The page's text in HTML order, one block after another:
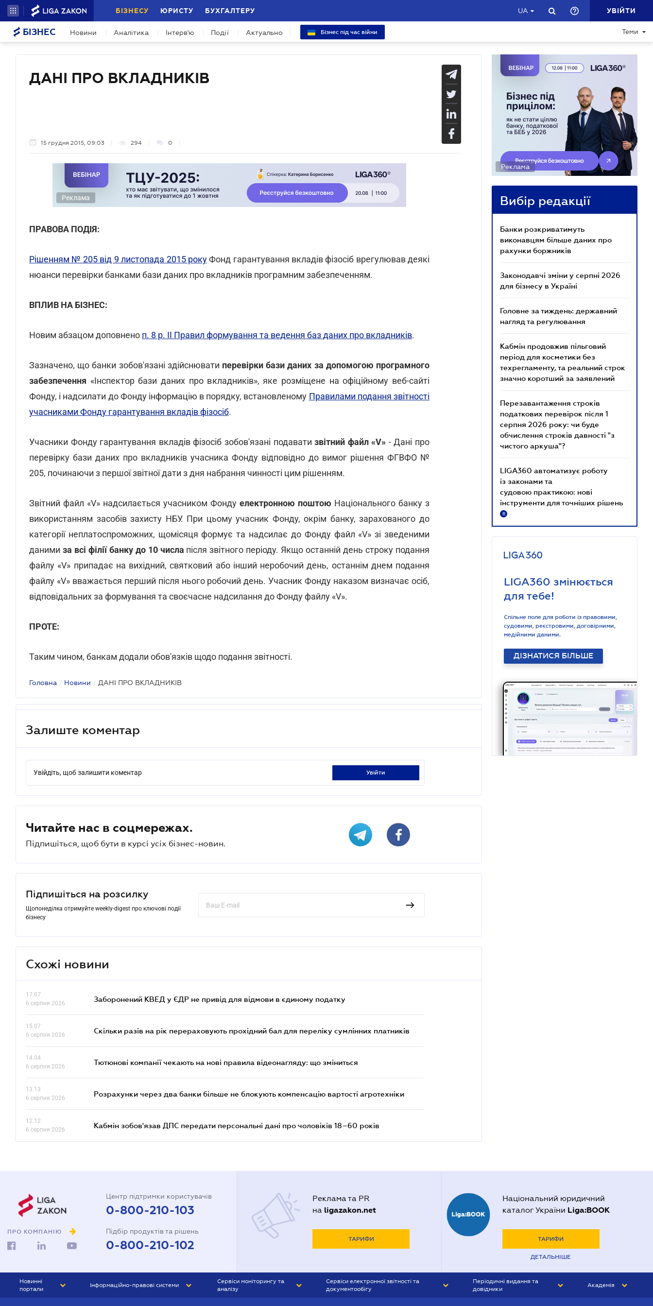
БІЗНЕСУ ЮРИСТУ БУХГАЛТЕРУ UA УВІЙТИ
БІЗНЕС Новини Аналітика Інтерв'ю Події Актуально Бізнес під час війни Теми
ДАНІ ПРО ВКЛАДНИКІВ
15 грудня 2015, 09:03 294 0
Реклама
ПРАВОВА ПОДІЯ:
Рішенням № 205 від 9 листопада 2015 рокуФонд гарантування вкладів фізосіб врегулював деякі
нюанси перевірки банками бази даних про вкладників програмним забезпеченням.
ВПЛИВ НА БІЗНЕС:
Новим абзацом доповнено п. 8 р. II Правил формування та ведення баз даних про вкладників.
Зазначено, що банки зобов'язані здійснювати перевірки бази даних за допомогою програмного
забезпечення «Інспектор бази даних про вкладників», яке розміщене на офіційному веб-сайті
Фонду, і надсилати до Фонду інформацію в порядку, встановленому Правилами подання звітності
учасниками Фонду гарантування вкладів фізосіб.
Учасники Фонду гарантування вкладів фізосіб зобов'язані подаватизвітний файл «V» - Дані про
перевірку бази даних про вкладників учасника Фонду відповідно до вимог рішення ФГВФО №
205, починаючи з першої звітної дати з дня набрання чинності цим рішенням.
Звітний файл «V» надсилається учасником Фонду електронною поштою Національного банку з
використанням засобів захисту НБУ. При цьому учасник Фонду, окрім банку, зарахованого до
категорії неплатоспроможних, щомісяця формує та надсилає до Фонду файл «V» зі зведеними
даними за всі філії банку до 10 числа після звітного періоду. Якщо останній день строку подання
файлу «V» припадає на вихідний, святковий або інший неробочий день, останнім днем подання
файлу «V» вважається перший після нього робочий день. Учасник Фонду наказом визначає осіб,
відповідальних за формування та своєчасне надсилання до Фонду файлу «V».
ПРОТЕ:
Таким чином, банкам додали обов'язків щодо подання звітності.
Головна / Новини / ДАНІ ПРО ВКЛАДНИКІВ
Залиште коментар
Увійдіть, щоб залишити коментар увійти
Читайте нас в соцмережах.
Підпишіться, щоб бути в курсі усіх бізнес-новин.
Підпишіться на розсилку
Щопонеділка отримуйте weekly-digest про ключові події
бізнесу
Схожі новини
17.07
6 серпня 2026
Заборонений КВЕД у ЄДР не привід для відмови в єдиному податку
15.07
6 серпня 2026
Скільки разів на рік перераховують прохідний бал для переліку сумлінних платників
14.04
6 серпня 2026
Тютюнові компанії чекають на нові правила відеонагляду: що зміниться
13.13
6 серпня 2026
Розрахунки через два банки більше не блокують компенсацію вартості агротехніки
12.12
6 серпня 2026
Кабмін зобов'язав ДПС передати персональні дані про чоловіків 18–60 років
Реклама
Вибір редакції
Банки розкриватимуть
виконавцям більше даних про
рахунки боржників
Законодавчі зміни у серпні 2026
для бізнесу в Україні
Головне за тиждень: державний
нагляд та регулювання
Кабмін продовжив пільговий
період для косметики без
техрегламенту, та реальний строк
значно коротший за заявлений
Перезавантаження строків
податкових перевірок після 1
серпня 2026 року: чи буде
обчислення строків давності "з
чистого аркуша"?
LIGA360 автоматизує роботу
із законами та
судовою практикою: нові
інструменти для точніших рішень
R
LIGA360 змінюється
для тебе!
Спільне поле для роботи із правовими,
судовими, реєстровими, договірними,
медійними даними.
ДІЗНАТИСЯ БІЛЬШЕ
ПРО КОМПАНІЮ
Центр підтримки користувачів
0-800-210-103
Підбір продуктів та рішень
0-800-210-102
Реклама та PR
на ligazakon.net
ТАРИФИ
Національний юридичний
каталог України Liga:BOOK
ТАРИФИ
ДЕТАЛЬНІШЕ
Новинні
портали
Інформаційно-правові системи
Сервіси моніторингу та
аналізу
Сервіси електронної звітності та
документообігу
Періодичні видання та
довідники
Академія